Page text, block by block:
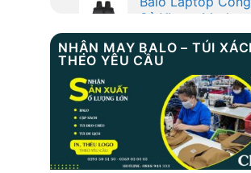
TN 3002
TÚI ĐEO CHÉO
TN 9004
Balo học sinh XB
3201
NHẬN MAY BALO – TÚI
THEO YÊU CẦU